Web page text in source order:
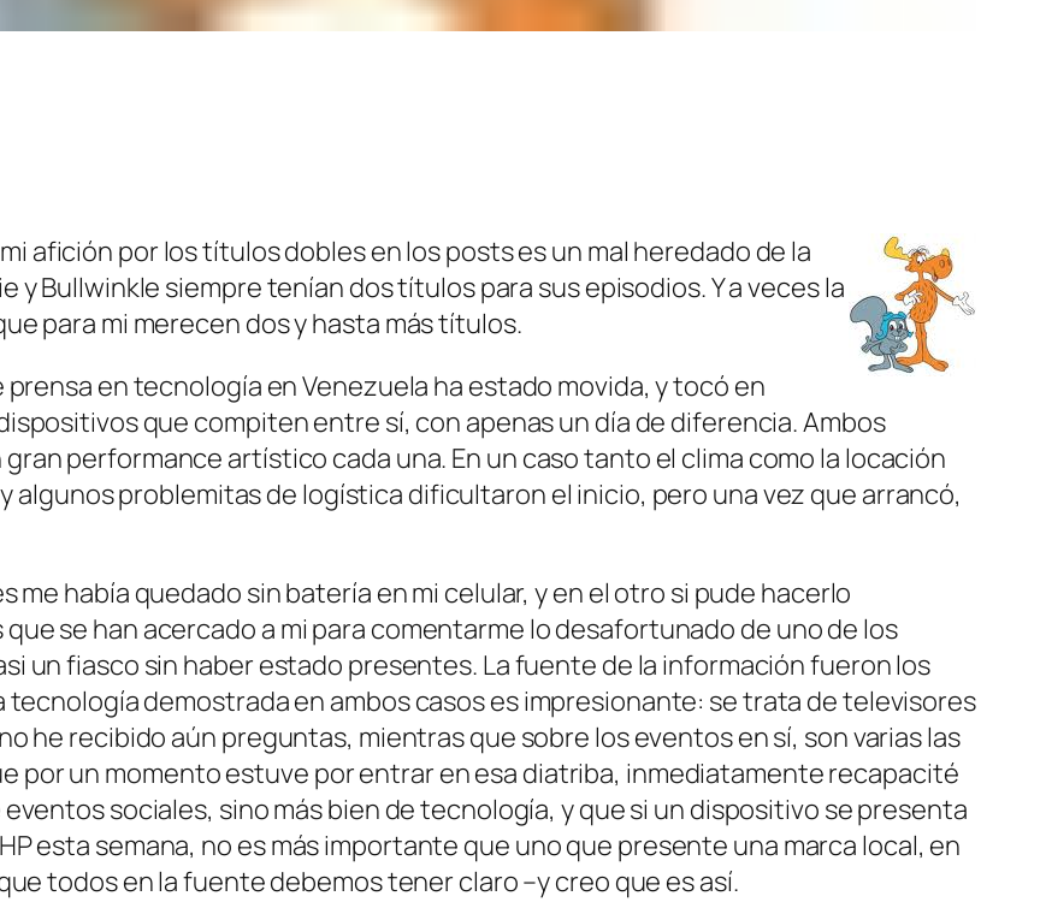
afición por los títulos dobles en los posts es un mal heredado de la
y Bullwinkle siempre tenían dos títulos para sus episodios. Y a veces la
para mi merecen dos y hasta más títulos.
en tecnología en Venezuela ha estado movida, y tocó en
que compiten entre sí, con apenas un día de diferencia. Ambos
performance artístico cada una. En un caso tanto el clima como la locación
algunos problemitas de logística dificultaron el inicio, pero una vez que arrancó,
había quedado sin batería en mi celular, y en el otro si pude hacerlo
se han acercado a mi para comentarme lo desafortunado de uno de los
un fiasco sin haber estado presentes. La fuente de la información fueron los
demostrada en ambos casos es impresionante: se trata de televisores
he recibido aún preguntas, mientras que sobre los eventos en sí, son varias las
por un momento estuve por entrar en esa diatriba, inmediatamente recapacité
sociales, sino más bien de tecnología, y que si un dispositivo se presenta
esta semana, no es más importante que uno que presente una marca local, en
todos en la fuente debemos tener claro –y creo que es así.